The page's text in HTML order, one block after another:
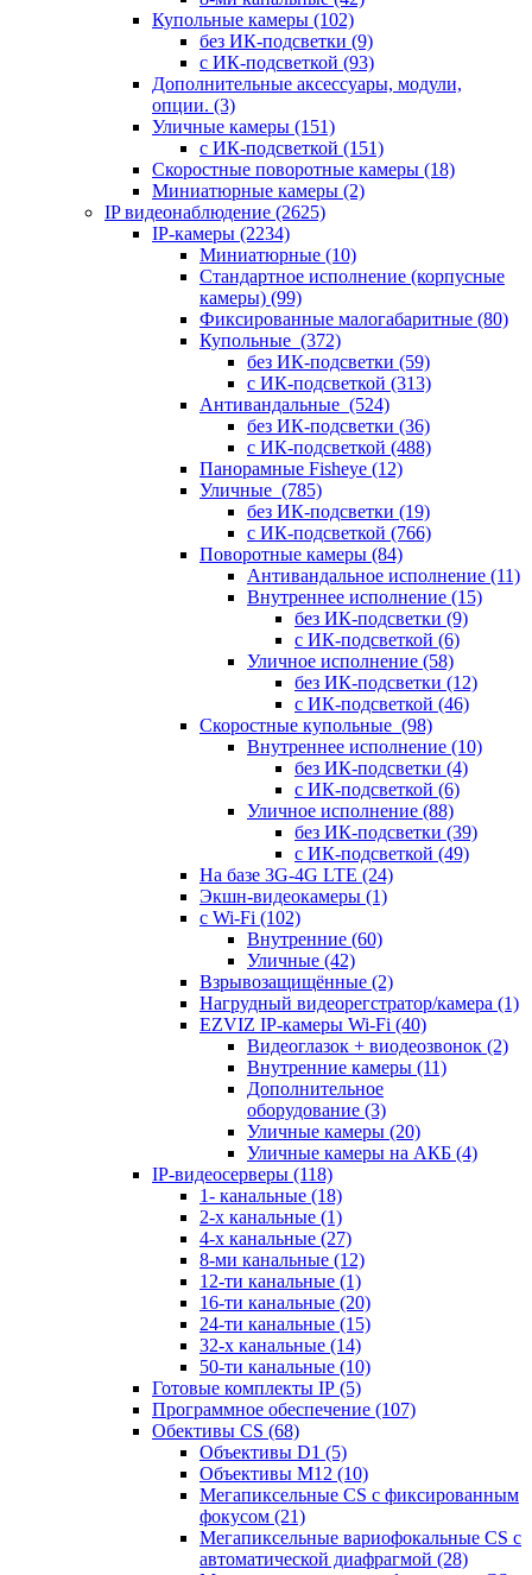
Купольные камеры (102)
без ИК-подсветки (9)
с ИК-подсветкой (93)
Дополнительные аксессуары, модули,
опции. (3)
Уличные камеры (151)
с ИК-подсветкой (151)
Скоростные поворотные камеры (18)
Миниатюрные камеры (2)
IP видеонаблюдение (2625)
IP-камеры (2234)
Миниатюрные (10)
Стандартное исполнение (корпусные
камеры) (99)
Фиксированные малогабаритные (80)
Купольные (372)
без ИК-подсветки (59)
с ИК-подсветкой (313)
Антивандальные (524)
без ИК-подсветки (36)
с ИК-подсветкой (488)
Панорамные Fisheye (12)
Уличные (785)
без ИК-подсветки (19)
с ИК-подсветкой (766)
Поворотные камеры (84)
Антивандальное исполнение (11)
Внутреннее исполнение (15)
без ИК-подсветки (9)
с ИК-подсветкой (6)
Уличное исполнение (58)
без ИК-подсветки (12)
с ИК-подсветкой (46)
Скоростные купольные (98)
Внутреннее исполнение (10)
без ИК-подсветки (4)
с ИК-подсветкой (6)
Уличное исполнение (88)
без ИК-подсветки (39)
с ИК-подсветкой (49)
На базе 3G-4G LTE (24)
Экшн-видеокамеры (1)
с Wi-Fi (102)
Внутренние (60)
Уличные (42)
Взрывозащищённые (2)
Нагрудный видеорегстратор/камера (1)
EZVIZ IP-камеры Wi-Fi (40)
Видеоглазок + виодеозвонок (2)
Внутренние камеры (11)
Дополнительное
оборудование (3)
Уличные камеры (20)
Уличные камеры на АКБ (4)
IP-видеосерверы (118)
1- канальные (18)
2-х канальные (1)
4-х канальные (27)
8-ми канальные (12)
12-ти канальные (1)
16-ти канальные (20)
24-ти канальные (15)
32-х канальные (14)
50-ти канальные (10)
Готовые комплекты IP (5)
Программное обеспечение (107)
Обективы CS (68)
Объективы D1 (5)
Объективы M12 (10)
Мегапиксельные CS c фиксированным
фокусом (21)
Мегапиксельные вариофокальные CS c
автоматической диафрагмой (28)